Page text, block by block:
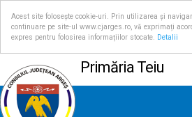
Acest site folosește cookie-uri. Prin utilizarea și
continuare pe site-ul www.cjarges.ro, vă exprimați
expres pentru folosirea informațiilor stocate.
Detalii
Primăria Teiu